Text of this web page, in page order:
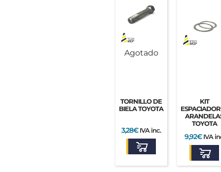
Agotado
TORNILLO DE
BIELA TOYOTA
3,28€ IVA inc.
KIT
TOYOTA
9,92€ IVA